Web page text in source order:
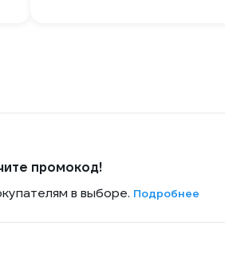
промокод!
в выборе. Подробнее